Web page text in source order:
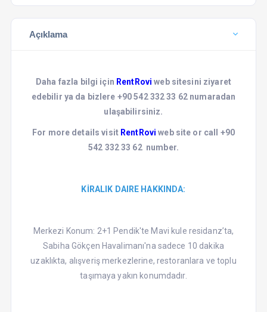
Açıklama
Daha fazla bilgi için RentRoviweb sitesini ziyaret
edebilir ya da bizlere +90 542 332 33 62 numaradan
ulaşabilirsiniz.
For more details visit RentRoviweb site or call +90
542 332 33 62 number.
KİRALIK DAIRE HAKKINDA:
Merkezi Konum: 2+1 Pendik'te Mavi kule residanz’ta,
Sabiha Gökçen Havalimanı'na sadece 10 dakika
uzaklıkta, alışveriş merkezlerine, restoranlara ve toplu
taşımaya yakın konumdadır.